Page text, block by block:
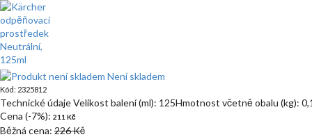
Není skladem
Kód: 2325812
Technické údaje Velikost balení (ml): 125Hmotnost včetně obalu (kg):
Cena (-7%): 211 Kč
Běžná cena: 226 Kč